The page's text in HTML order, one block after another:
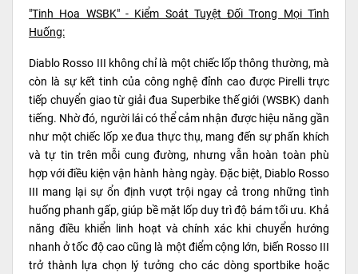
"Tinh Hoa WSBK" - Kiểm Soát Tuyệt Đối Trong Mọi Tình
Huống:
Diablo Rosso III không chỉ là một chiếc lốp thông thường, mà
còn là sự kết tinh của công nghệ đỉnh cao được Pirelli trực
tiếp chuyển giao từ giải đua Superbike thế giới (WSBK) danh
tiếng. Nhờ đó, người lái có thể cảm nhận được hiệu năng gần
như một chiếc lốp xe đua thực thụ, mang đến sự phấn khích
và tự tin trên mỗi cung đường, nhưng vẫn hoàn toàn phù
hợp với điều kiện vận hành hàng ngày. Đặc biệt, Diablo Rosso
III mang lại sự ổn định vượt trội ngay cả trong những tình
huống phanh gấp, giúp bề mặt lốp duy trì độ bám tối ưu. Khả
năng điều khiển linh hoạt và chính xác khi chuyển hướng
nhanh ở tốc độ cao cũng là một điểm cộng lớn, biến Rosso III
trở thành lựa chọn lý tưởng cho các dòng sportbike hoặc